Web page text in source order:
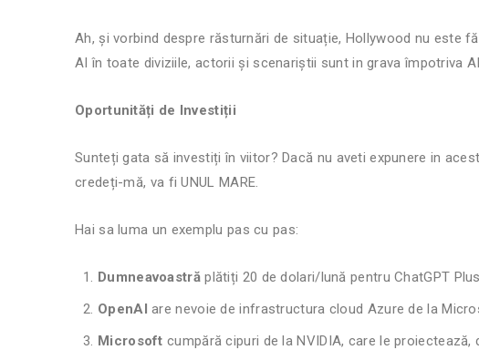
Ah, și vorbind despre răsturnări de situație, Hollywood nu este
AI în toate diviziile, actorii și scenariștii sunt in grava împotriva
Oportunități de Investiții
Sunteți gata să investiți în viitor? Dacă nu aveti expunere in
credeți-mă, va fi UNUL MARE.
Hai sa luma un exemplu pas cu pas:
Dumneavoastrăplătiți 20 de dolari/lună pentru ChatGPT
OpenAI are nevoie de infrastructura cloud Azure de la
Microsoft cumpără cipuri de la NVIDIA, care le proiectează,